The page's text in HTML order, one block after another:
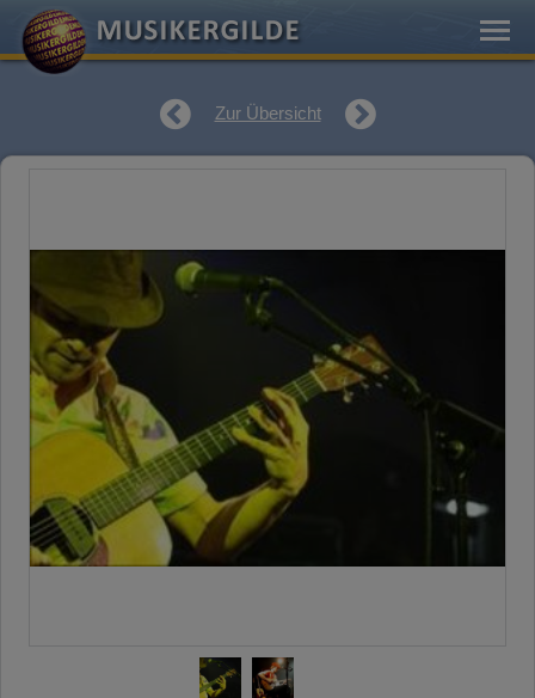
Zur Übersicht